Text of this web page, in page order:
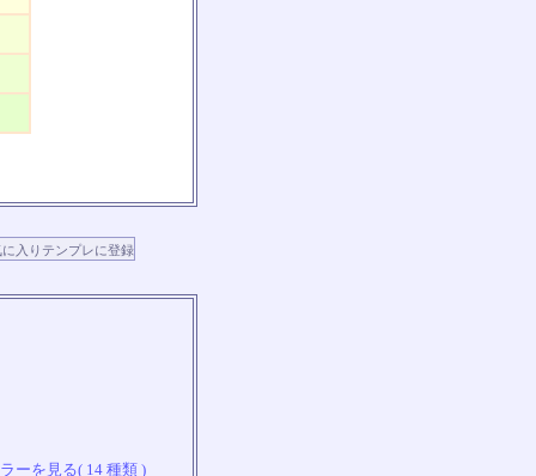
ーを見る( 14 種類 )